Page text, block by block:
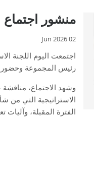
منشور اجتماع
02 Jun 2026
اجتمعت اليوم اللجنة
رئيس المجموعة وحضور
وشهد الاجتماع، مناقشة
الاستراتيجية التي من
الفترة المقبلة، وآليات